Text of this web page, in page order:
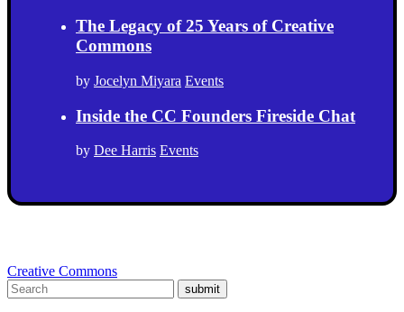
The Legacy of 25 Years of Creative
Commons
by Jocelyn Miyara Events
Inside the CC Founders Fireside Chat
by Dee Harris Events
Creative Commons
submit